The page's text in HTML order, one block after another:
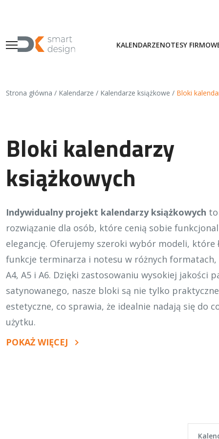
KALENDARZENOTESY
Kalendarze ścienne
Strona główna / Kalendarze / Kalendarze książkowe / Bloki
Bloki kalendarzy
książkowych
Indywidualny projekt kalendarzy książkowych
rozwiązanie dla osób, które cenią sobie
elegancję. Oferujemy szeroki wybór modeli, które
funkcje terminarza i notesu w różnych
A4, A5 i A6. Dzięki zastosowaniu wysokiej jakości
satynowanego, nasze bloki są nie tylko
estetyczne, co sprawia, że idealnie nadają się do
użytku.
POKAŻ WIĘCEJ